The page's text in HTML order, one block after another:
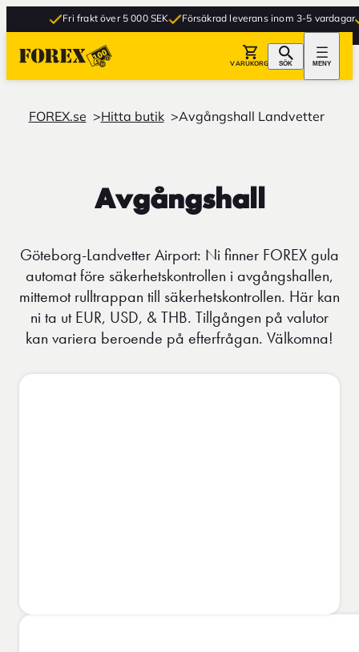
Fri frakt över 5 000 SEK Försäkrad leverans inom 3-5 vardagar
VARUKORG SÖK MENY
FOREX.se Hitta butik Avgångshall Landvetter
Avgångshall
Göteborg-Landvetter Airport: Ni finner FOREX gula
automat före säkerhetskontrollen i avgångshallen,
mittemot rulltrappan till säkerhetskontrollen. Här kan
ni ta ut EUR, USD, & THB. Tillgången på valutor
kan variera beroende på efterfrågan. Välkomna!